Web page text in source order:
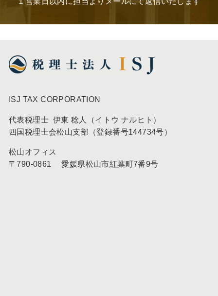
ISJ TAX CORPORATION
代表税理士 伊東 稔人（イトウ ナルヒト）
四国税理士会松山支部（登録番号144734号）
松山オフィス
〒790-0861 愛媛県松山市紅葉町7番9号